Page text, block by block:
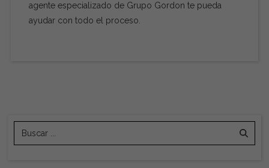
agente especializado de Grupo Gordon te pueda
ayudar con todo el proceso.